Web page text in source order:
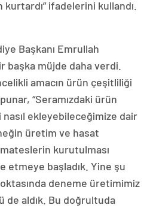
ifadelerini kullandı.
Başkanı Emrullah
başka müjde daha verdi.
amacın ürün çeşitliliği
“Seramızdaki ürün
ekleyebileceğimize dair
üretim ve hasat
kurutulması
etmeye başladık. Yine şu
deneme üretimimiz
de aldık. Bu doğrultuda